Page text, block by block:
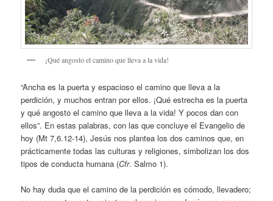
¡Qué angosto el camino que lleva a la vida!
“Ancha es la puerta y espacioso el camino que lleva a la
perdición, y muchos entran por ellos. ¡Qué estrecha es la puerta
y qué angosto el camino que lleva a la vida! Y pocos dan con
ellos”. En estas palabras, con las que concluye el Evangelio de
hoy (Mt 7,6.12-14), Jesús nos plantea los dos caminos que, en
prácticamente todas las culturas y religiones, simbolizan los dos
tipos de conducta humana (Cfr. Salmo 1).
No hay duda que el camino de la perdición es cómodo, llevadero;